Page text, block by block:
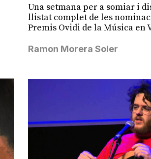
Una setmana per a somiar i
llistat complet de les
Premis Ovidi de la Música en
Ramon Morera Soler